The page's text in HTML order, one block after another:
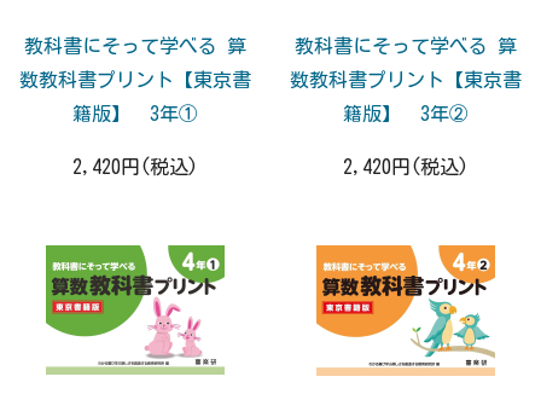
教科書にそって学べる 算
数教科書プリント【東京書
籍版】 3年①
2,420円(税込)
教科書にそって学べる 算
数教科書プリント【東京書
籍版】 3年②
2,420円(税込)